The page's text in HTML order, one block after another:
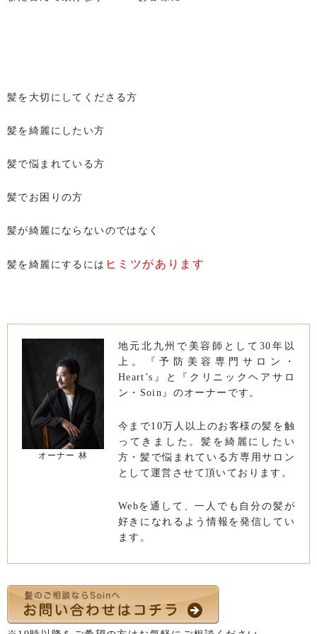
髪を大切にしてくださる方
髪を綺麗にしたい方
髪で悩まれている方
髪でお困りの方
髪が綺麗にならないのではなく
髪を綺麗にするには ヒミツがあります
オーナー 林
地元北九州で美容師として30年以
上。『予防美容専門サロン・
Heart’s』と『クリニックヘアサロ
ン・Soin』のオーナーです。
今まで10万人以上のお客様の髪を触
ってきました。髪を綺麗にしたい
方・髪で悩まれている方専用サロン
として運営させて頂いております。
Webを通して、一人でも自分の髪が
好きになれるよう情報を発信してい
ます。